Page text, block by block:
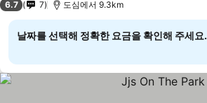
6.7 7 도심에서 9.3km
날짜를 선택해 정확한 요금을 확인해 주세요.